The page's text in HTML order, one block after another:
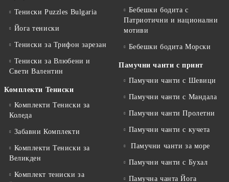
Тениски Puzzles Bulgaria
Йога тениски
Тениски за Трифон зарезан
Тениски за Влюбени и
Свети Валентин
Комплекти Тениски
Комплекти Тениски за
Коледа
Забавни Комплекти
Комплекти Тениски за
Великден
Комплект тениски за
Бебешки бодита с
Патриотични и национални
мотиви
Бебешки бодита Морски
Памучни чанти с принт
Памучни чанти с Шевици
Памучни чанти с Мандала
Памучни чанти Пролетни
Памучни чанти с кучета
Памучни чанти за море
Памучни чанти с Бухал
Памучна чанта Йога